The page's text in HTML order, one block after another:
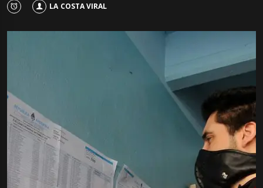
LA COSTA VIRAL